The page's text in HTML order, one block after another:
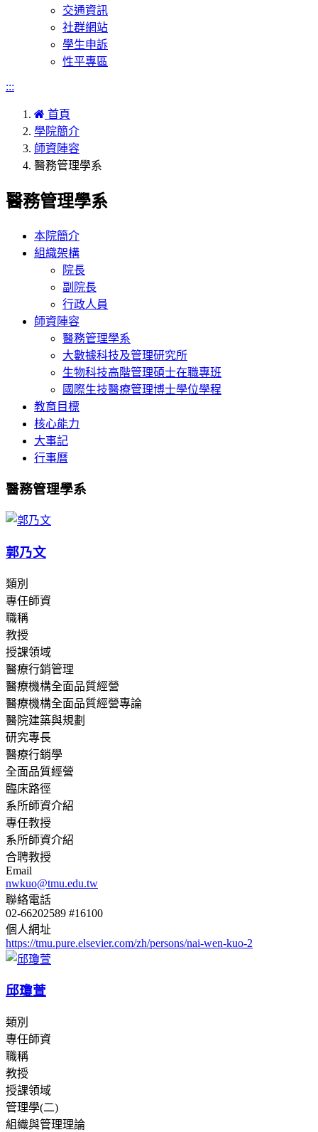
交通資訊
社群網站
學生申訴
性平專區
:::
首頁
學院簡介
師資陣容
醫務管理學系
醫務管理學系
本院簡介
組織架構
院長
副院長
行政人員
師資陣容
醫務管理學系
大數據科技及管理研究所
生物科技高階管理碩士在職專班
國際生技醫療管理博士學位學程
教育目標
核心能力
大事記
行事曆
醫務管理學系
郭乃文
類別
專任師資
職稱
教授
授課領域
醫療行銷管理
醫療機構全面品質經營
醫療機構全面品質經營專論
醫院建築與規劃
研究專長
醫療行銷學
全面品質經營
臨床路徑
系所師資介紹
專任教授
系所師資介紹
合聘教授
Email
nwkuo@tmu.edu.tw
聯絡電話
02-66202589 #16100
個人網址
https://tmu.pure.elsevier.com/zh/persons/nai-wen-kuo-2
邱瓊萱
類別
專任師資
職稱
教授
授課領域
管理學(二)
組織與管理理論